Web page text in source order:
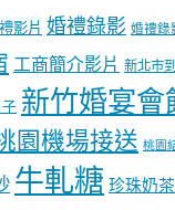
影片 婚禮錄影 婚禮錄
工商簡介影片 新北市
新竹婚宴會
園機場接送 桃園
牛軋糖 珍珠奶茶